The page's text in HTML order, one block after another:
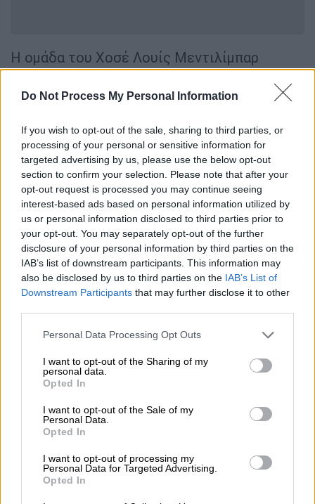
Do Not Process My Personal Information
If you wish to opt-out of the sale, sharing to third parties, or
processing of your personal or sensitive information for
targeted advertising by us, please use the below opt-out
section to confirm your selection. Please note that after your
opt-out request is processed you may continue seeing
interest-based ads based on personal information utilized by
us or personal information disclosed to third parties prior to
your opt-out. You may separately opt-out of the further
disclosure of your personal information by third parties on the
IAB’s list of downstream participants. This information may
also be disclosed by us to third parties on the IAB’s List of
Downstream Participants that may further disclose it to other
Please note that this website/app uses one or more Google
not limited to your visit or usage behaviour. You may click to
grant or deny consent to Google and its third-party tags to
use your data for below specified purposes in below Google
consent section.
Personal Data Processing Opt Outs
I want to opt-out of the Sharing of my
personal data.
Opted In
I want to opt-out of the Sale of my
Personal Data.
Opted In
I want to opt-out of processing my
Personal Data for Targeted Advertising.
Opted In
Η ομάδα του Χοσέ Λουίς Μεντιλίμπαρ
νίκησε για δεύτερο σερί ματς καθώς είχε
προηγηθεί το τρίποντο στην Αστάνα με την
μπήκε στην 24άδα (εκκρεμούν τα υπόλοιπα
παιχνίδια της 7ης αγωνιστικής) και πάει
(Τετάρτη 28/1, 22.00) σε ματς-τελικό με τον
Άγιαξστο Άμστερνταμ, όπου θα παίξει τα...
ρέστα της για την πρόκριση.
Το αρνητικό για τους Πειραιώτες είναι ότι ο
Αίαντας δεν θα είναι αδιάφορος καθώς -αν
και έχανε- έκανε ανατροπή και πέρασε
νικηφόρα (2-1) απ' την έδρα της Βιγιαρεάλ,
στα νοκ άουτ. Σε κάθε περίπτωση θα είναι
ένα ματς «ζωής και θανάτου» για τις δυο
ομάδες...
O Oλυμπιακός σε ένα ματς must win ήταν
κυνικός και αποτελεσματικός έχοντας
ταλαντούχος Έλληνας γκολκίπερ
πραγματοποίησε εμφάνιση υψηλότατου
επιπέδου με σωτήριες επεμβάσεις, ενώ